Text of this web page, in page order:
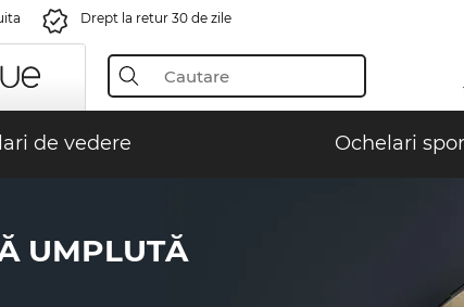
Drept la retur 30 de zile
de vedere Ochelari
UMPLUTĂ